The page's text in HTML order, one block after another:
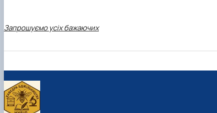
Запрошуємо усіх бажаючих